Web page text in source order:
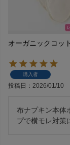
オーガニックコッ
購入者
投稿日 2026/01/10
布ナプキン本体
プで横モレ対策